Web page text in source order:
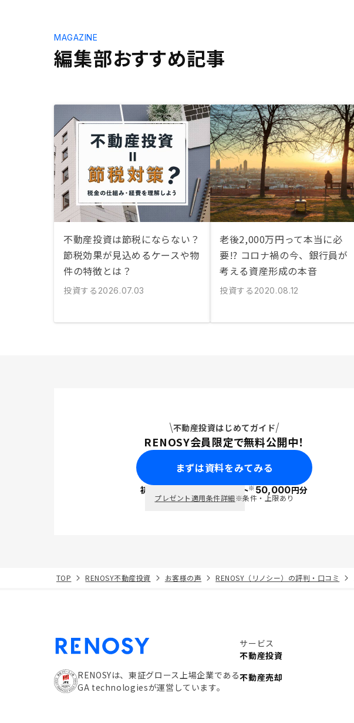
編集部おすすめ記事
MAGAZINE
不動産投資は節税にならない？
節税効果が見込めるケースや物
件の特徴とは？
投資する 2026.07.03
老後2,000万円って本当に必
要!? コロナ禍の今、銀行員が
考える資産形成の本音
投資する 2020.08.12
不動産投資はじめてガイド
RENOSY会員限定で無料公開中！
まずは資料をみてみる
初回面談で ポイント※50,000円分
プレゼント適用条件詳細※条件・上限あり
TOP RENOSY不動産投資 お客様の声 RENOSY（リノシー）の評判・口コミ
RENOSYは、東証グロース上場企業である
GA technologiesが運営しています。
サービス
不動産投資
不動産売却